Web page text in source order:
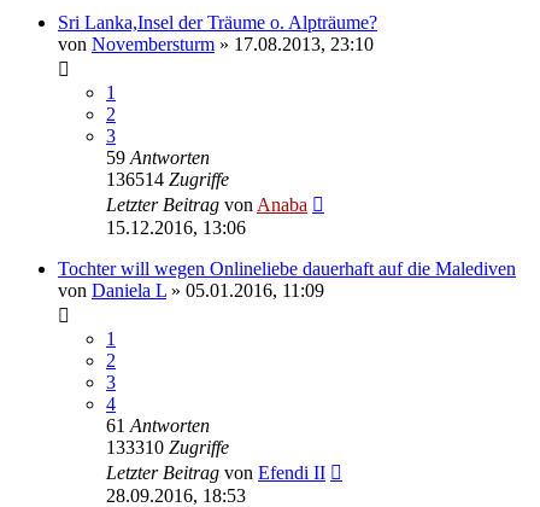
Sri Lanka,Insel der Träume o. Alpträume?
von Novembersturm » 17.08.2013, 23:10
1
2
3
59 Antworten
136514 Zugriffe
Letzter Beitrag von Anaba
15.12.2016, 13:06
Tochter will wegen Onlineliebe dauerhaft auf die Malediven
von Daniela L » 05.01.2016, 11:09
1
2
3
4
61 Antworten
133310 Zugriffe
Letzter Beitrag von Efendi II
28.09.2016, 18:53